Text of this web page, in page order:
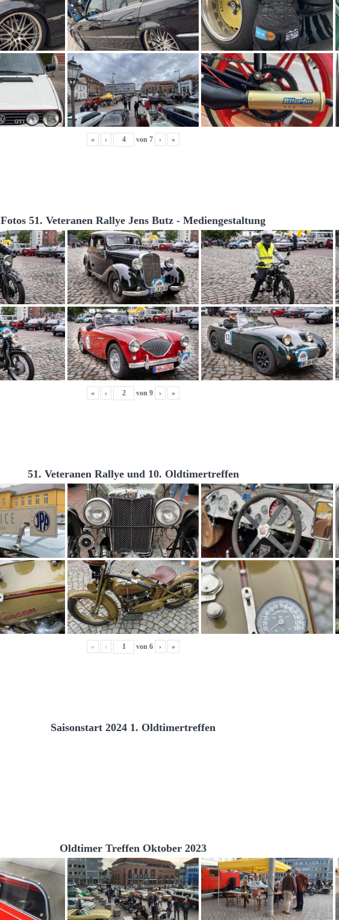
« ‹ von 7 › »
Fotos 51. Veteranen Rallye Jens Butz - Mediengestaltung
« ‹ von 9 › »
51. Veteranen Rallye und 10. Oldtimertreffen
« ‹ von 6 › »
Saisonstart 2024 1. Oldtimertreffen
Oldtimer Treffen Oktober 2023